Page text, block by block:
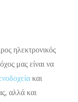
ηλεκτρονικός
μας είναι να
και
αλλά και